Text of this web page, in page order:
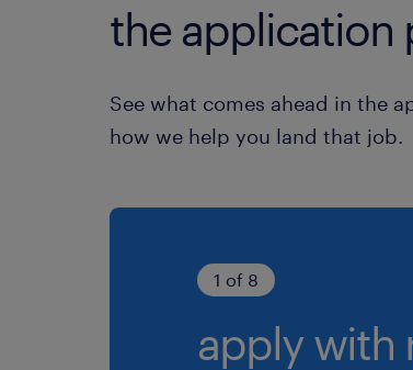
the application
See what comes ahead in the
how we help you land that job.
1 of 8
apply with